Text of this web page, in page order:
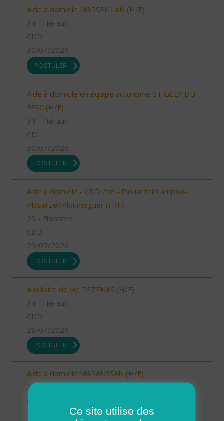
Aide à domicile MARSEILLAN (H/F)
34 - Hérault
CDD
30/07/2026
POSTULER
Aide à domicile en équipe autonome ST GELY DU
FESC (H/F)
34 - Hérault
CDI
30/07/2026
POSTULER
Aide à domicile - CDD été - Plouarzel/Lampaul-
Plouarzel/Ploumoguer (H/F)
29 - Finistère
CDD
29/07/2026
POSTULER
Auxiliaire de vie PEZENAS (H/F)
34 - Hérault
CDD
29/07/2026
POSTULER
Aide à domicile MARAUSSAN (H/F)
34 - Hérault
Ce site utilise des